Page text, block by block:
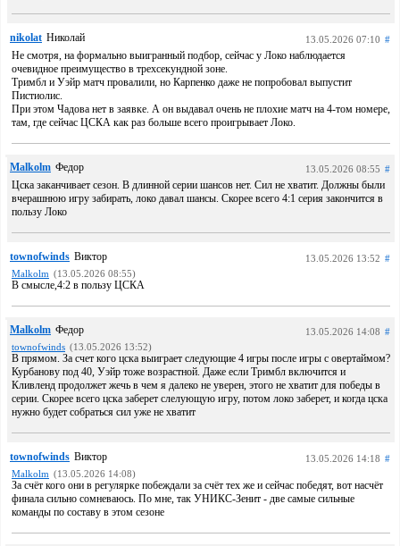
nikolat Николай 13.05.2026 07:10 #
Не смотря, на формально выигранный подбор, сейчас у Локо наблюдается
очевидное преимущество в трехсекундной зоне.
Тримбл и Уэйр матч провалили, но Карпенко даже не попробовал выпустит
Пистиолис.
При этом Чадова нет в заявке. А он выдавал очень не плохие матч на 4-том номере,
там, где сейчас ЦСКА как раз больше всего проигрывает Локо.
Malkolm Федор 13.05.2026 08:55 #
Цска заканчивает сезон. В длинной серии шансов нет. Сил не хватит. Должны были
вчерашнюю игру забирать, локо давал шансы. Скорее всего 4:1 серия закончится в
пользу Локо
townofwinds Виктор 13.05.2026 13:52 #
Malkolm (13.05.2026 08:55)
В смысле,4:2 в пользу ЦСКА
Malkolm Федор 13.05.2026 14:08 #
townofwinds (13.05.2026 13:52)
В прямом. За счет кого цска выиграет следующие 4 игры после игры с овертаймом?
Курбанову под 40, Уэйр тоже возрастной. Даже если Тримбл включится и
Кливленд продолжет жечь в чем я далеко не уверен, этого не хватит для победы в
серии. Скорее всего цска заберет слелующую игру, потом локо заберет, и когда цска
нужно будет собраться сил уже не хватит
townofwinds Виктор 13.05.2026 14:18 #
Malkolm (13.05.2026 14:08)
За счёт кого они в регулярке побеждали за счёт тех же и сейчас победят, вот насчёт
финала сильно сомневаюсь. По мне, так УНИКС-Зенит - две самые сильные
команды по составу в этом сезоне